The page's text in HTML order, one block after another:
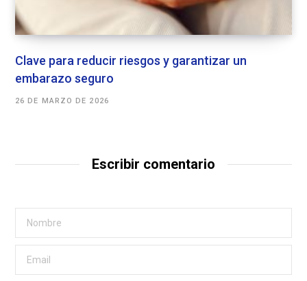
Clave para reducir riesgos y garantizar un
embarazo seguro
26 DE MARZO DE 2026
Escribir comentario